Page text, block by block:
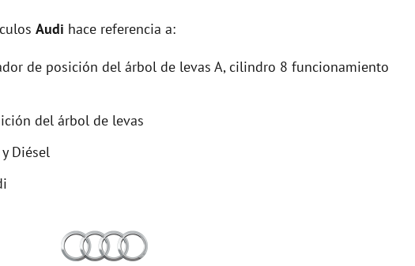
Audi hace referencia a:
de posición del árbol de levas A, cilindro 8 funcionamiento
del árbol de levas
Diésel